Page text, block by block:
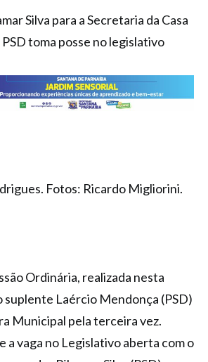
Silva para a Secretaria da Casa
toma posse no legislativo
Fotos: Ricardo Migliorini.
Ordinária, realizada nesta
Laércio Mendonça (PSD)
Municipal pela terceira vez.
a vaga no Legislativo aberta com o